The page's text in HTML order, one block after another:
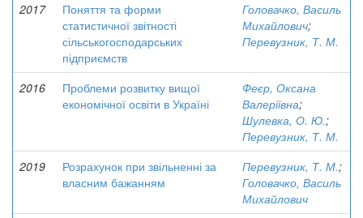
2017
Поняття та форми
статистичної звітності
сільськогосподарських
підприємств
Головачко, Василь
Михайлович;
Перевузник, Т. М.
2016
Проблеми розвитку вищої
економічної освіти в Україні
Феєр, Оксана
Валеріївна;
Шулевка, О. Ю.;
Перевузник, Т. М.
2019
Розрахунок при звільненні за
власним бажанням
Перевузник, Т. М.;
Головачко, Василь
Михайлович